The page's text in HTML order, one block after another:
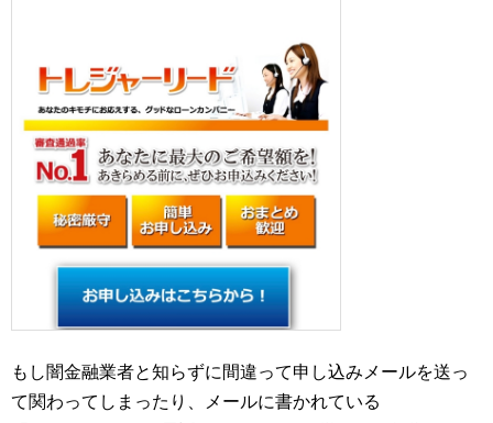
もし闇金融業者と知らずに間違って申し込みメールを送っ
て関わってしまったり、メールに書かれている